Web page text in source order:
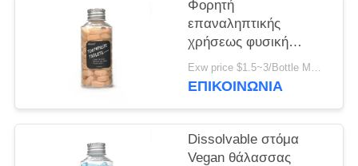
Φορητή
επαναληπτικής
χρήσεως φυσική
μασητή δροσερή μέντα
ταμπλετών
Exw price $1.5~3/Bottle MOQ:5000bottles
ΕΠΙΚΟΙΝΩΝΊΑ
Dissolvable στόμα
Vegan θάλασσας